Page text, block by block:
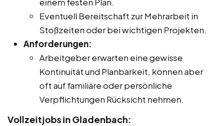
Eventuell Bereitschaft zur Mehrarbeit in
Stoßzeiten oder bei wichtigen Projekten.
Anforderungen:
Arbeitgeber erwarten eine gewisse
Kontinuität und Planbarkeit, können aber
oft auf familiäre oder persönliche
Verpflichtungen Rücksicht nehmen.
Vollzeitjobs in Gladenbach: